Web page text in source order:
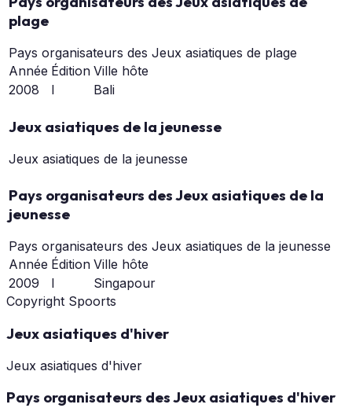
plage
Pays organisateurs des Jeux asiatiques de plage
Année Édition Ville hôte
2008
I Bali
Jeux asiatiques de la jeunesse
Jeux asiatiques de la jeunesse
Pays organisateurs des Jeux asiatiques de la
jeunesse
Pays organisateurs des Jeux asiatiques de la jeunesse
Année Édition Ville hôte
2009
I
Singapour
Copyright Spoorts
Jeux asiatiques d'hiver
Jeux asiatiques d'hiver
Pays organisateurs des Jeux asiatiques d'hiver